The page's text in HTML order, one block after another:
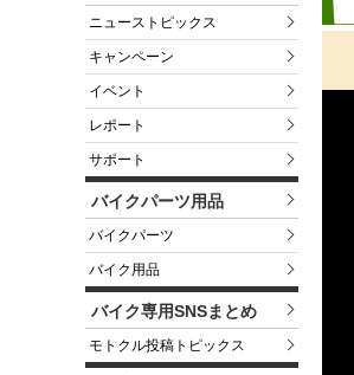
ニューストピックス
キャンペーン
イベント
レポート
サポート
バイクパーツ用品
バイクパーツ
バイク用品
バイク専用SNSまとめ
モトクル投稿トピックス